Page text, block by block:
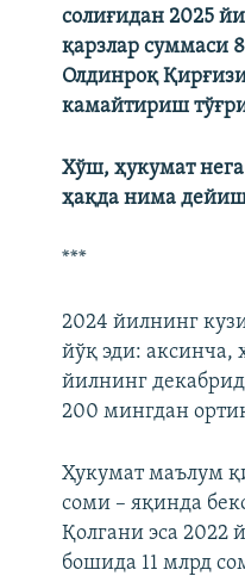
солиғидан 2025
қарзлар суммаси
Олдинроқ
камайтириш
Хўш, ҳукумат
ҳақда нима
***
2024 йилнинг
йўқ эди: аксинча,
йилнинг
200 мингдан
Ҳукумат маълум
соми – яқинда
Қолгани эса 2022
бошида 11 млрд